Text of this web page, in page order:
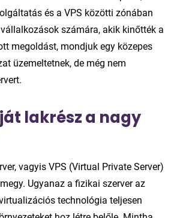
és a VPS közötti zónában
számára, akik kinőtték a
megoldást, mondjuk egy közepes
üzemeltetnek, de még nem
lakrész a nagy
vagyis VPS (Virtual Private Server)
Ugyanaz a fizikai szerver az
technológia teljesen